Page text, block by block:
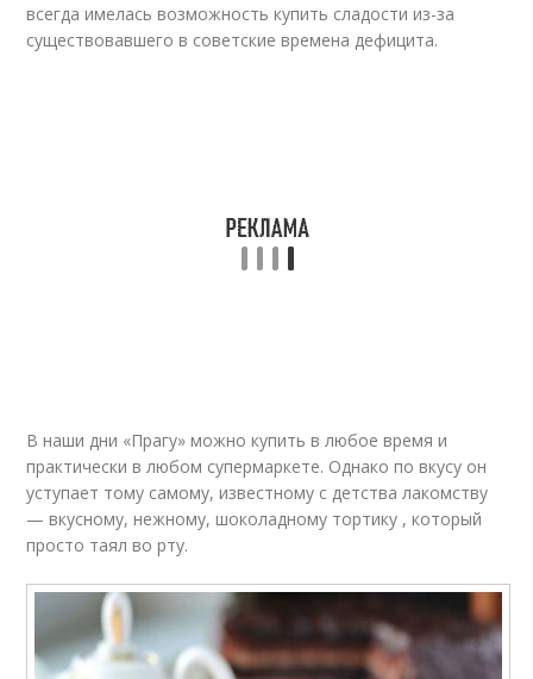
Рецепт с фото Рецепт с курицей
всегда имелась возможность купить сладости из-за
существовавшего в советские времена дефицита.
В наши дни «Прагу» можно купить в любое время и
практически в любом супермаркете. Однако по вкусу он
уступает тому самому, известному с детства лакомству
— вкусному, нежному, шоколадному тортику , который
просто таял во рту.